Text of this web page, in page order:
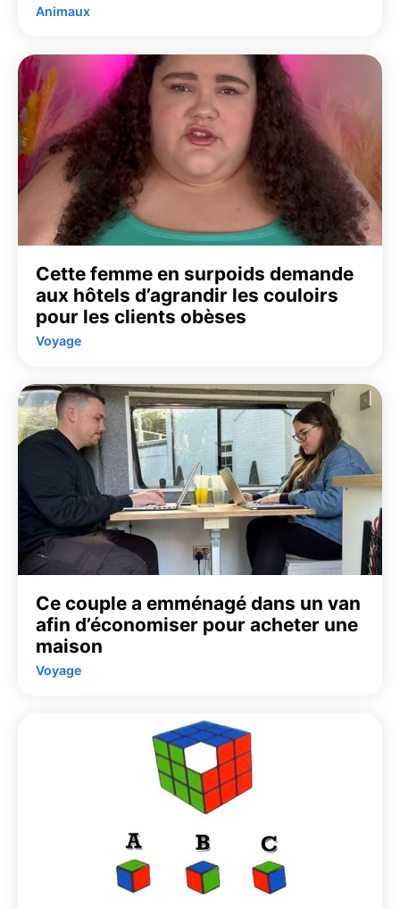
Animaux
Cette femme en surpoids demande
aux hôtels d’agrandir les couloirs
pour les clients obèses
Voyage
Ce couple a emménagé dans un van
afin d’économiser pour acheter une
maison
Voyage